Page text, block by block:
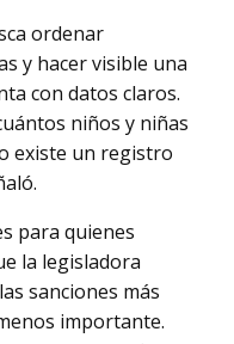
ordenar
y hacer visible una
con datos claros.
niños y niñas
existe un registro
para quienes
la legisladora
sanciones más
importante.